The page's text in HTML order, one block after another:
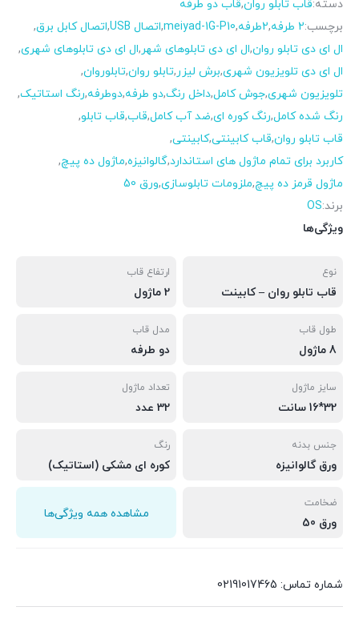
دسته:قاب تابلو روان,قاب دو طرفه
برچسب:2 طرفه ,2طرفه ,
meiyad-1G-P10
,اتصال USB ,اتصال کابل برق,
ال ای دی تابلو روان,ال ای دی تابلوهای شهر,ال ای دی تابلوهای شهری,
ال ای دی تلویزیون شهری,برش لیزر,تابلو روان,تابلوروان,
تلویزیون شهری,جوش کامل,داخل رنگ,دو طرفه,دوطرفه,رنگ استاتیک,
رنگ شده کامل,رنگ کوره ای,ضد آب کامل,قاب,قاب تابلو,
قاب تابلو روان,قاب کابینتی,کابینتی,
کاربرد برای تمام ماژول های استاندارد,گالوانیزه,ماژول ده پیچ,
ماژول قرمز ده پیچ,ملزومات تابلوسازی,ورق 50
برند:OS
ویژگی‌ها
نوع
قاب تابلو روان – کابینت
ارتفاع قاب
2 ماژول
طول قاب
8 ماژول
مدل قاب
دو طرفه
سایز ماژول
32*16 سانت
تعداد ماژول
32 عدد
جنس بدنه
ورق گالوانیزه
رنگ
کوره ای مشکی (استاتیک)
ضخامت
ورق 50
مشاهده همه ویژگی‌ها
شماره تماس: 02191017465